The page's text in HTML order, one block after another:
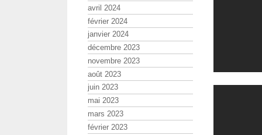
avril 2024
février 2024
janvier 2024
décembre 2023
novembre 2023
août 2023
juin 2023
mai 2023
mars 2023
février 2023